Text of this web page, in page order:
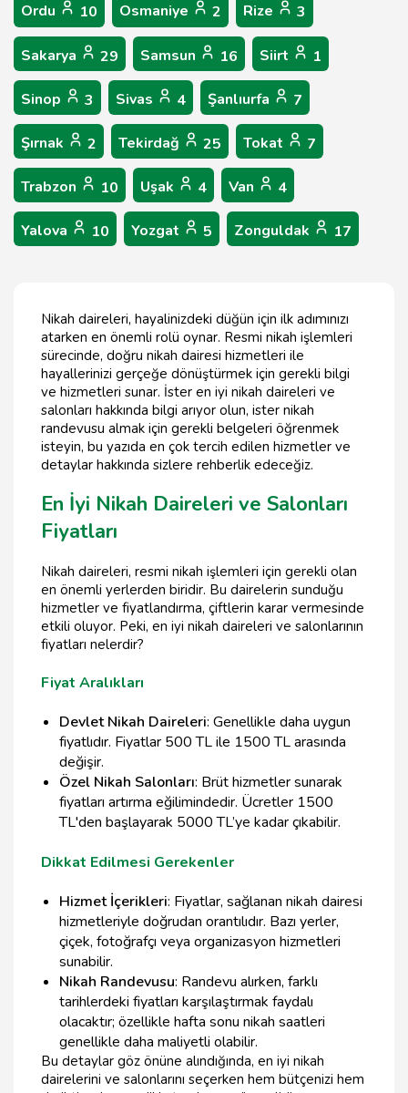
Ordu 10 Osmaniye 2 Rize 3
Sakarya 29 Samsun 16 Siirt 1
Sinop 3 Sivas 4 Şanlıurfa 7
Şırnak 2 Tekirdağ 25 Tokat 7
Trabzon 10 Uşak 4 Van 4
Yalova 10 Yozgat 5 Zonguldak 17
Nikah daireleri, hayalinizdeki düğün için ilk adımınızı
atarken en önemli rolü oynar. Resmi nikah işlemleri
sürecinde, doğru nikah dairesi hizmetleri ile
hayallerinizi gerçeğe dönüştürmek için gerekli bilgi
ve hizmetleri sunar. İster en iyi nikah daireleri ve
salonları hakkında bilgi arıyor olun, ister nikah
randevusu almak için gerekli belgeleri öğrenmek
isteyin, bu yazıda en çok tercih edilen hizmetler ve
detaylar hakkında sizlere rehberlik edeceğiz.
En İyi Nikah Daireleri ve Salonları
Fiyatları
Nikah daireleri, resmi nikah işlemleri için gerekli olan
en önemli yerlerden biridir. Bu dairelerin sunduğu
hizmetler ve fiyatlandırma, çiftlerin karar vermesinde
etkili oluyor. Peki, en iyi nikah daireleri ve salonlarının
fiyatları nelerdir?
Fiyat Aralıkları
Devlet Nikah Daireleri: Genellikle daha uygun
fiyatlıdır. Fiyatlar 500 TL ile 1500 TL arasında
değişir.
Özel Nikah Salonları: Brüt hizmetler sunarak
fiyatları artırma eğilimindedir. Ücretler 1500
TL'den başlayarak 5000 TL’ye kadar çıkabilir.
Dikkat Edilmesi Gerekenler
Hizmet İçerikleri: Fiyatlar, sağlanan nikah dairesi
hizmetleriyle doğrudan orantılıdır. Bazı yerler,
çiçek, fotoğrafçı veya organizasyon hizmetleri
sunabilir.
Nikah Randevusu: Randevu alırken, farklı
tarihlerdeki fiyatları karşılaştırmak faydalı
olacaktır; özellikle hafta sonu nikah saatleri
genellikle daha maliyetli olabilir.
Bu detaylar göz önüne alındığında, en iyi nikah
dairelerini ve salonlarını seçerken hem bütçenizi hem